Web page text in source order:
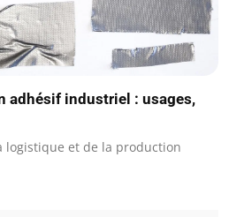
adhésif industriel : usages,
logistique et de la production